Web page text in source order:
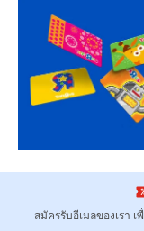
สมัครรับอีเมลของเรา